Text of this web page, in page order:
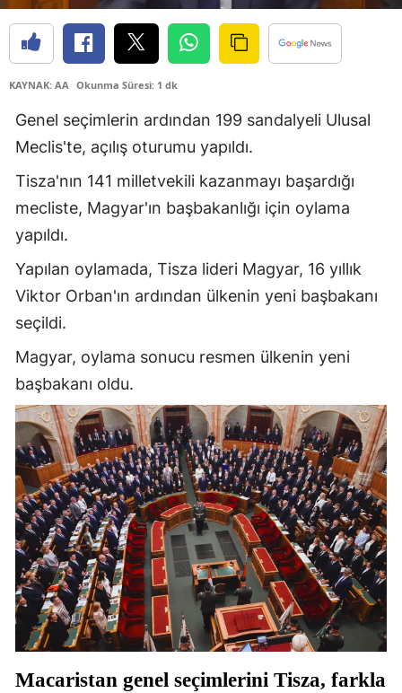
Diyarbakır
Elazığ
Erzurum
Gaziantep
Gümüşhane
Hatay
Isparta
Mersin
İstanbul
İzmir
Kars
Kastamonu
Kayseri
KAYNAK: AA Okunma Süresi: 1 dk
Genel seçimlerin ardından 199 sandalyeli Ulusal
Meclis'te, açılış oturumu yapıldı.
​​​​​​​Tisza'nın 141 milletvekili kazanmayı başardığı
mecliste, Magyar'ın başbakanlığı için oylama
yapıldı.
Yapılan oylamada, Tisza lideri Magyar, 16 yıllık
Viktor Orban'ın ardından ülkenin yeni başbakanı
seçildi.
Magyar, oylama sonucu resmen ülkenin yeni
başbakanı oldu.
Macaristan genel seçimlerini Tisza, farkla